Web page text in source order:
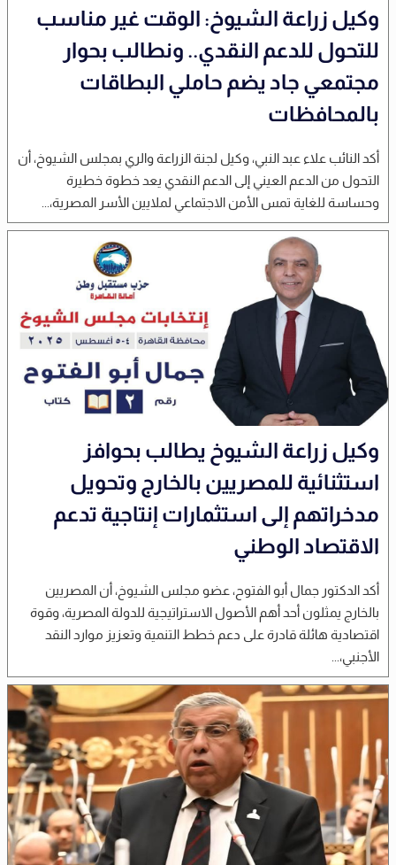
وكيل زراعة الشيوخ: الوقت غير مناسب
للتحول للدعم النقدي.. ونطالب بحوار
مجتمعي جاد يضم حاملي البطاقات
بالمحافظات
أكد النائب علاء عبد النبي، وكيل لجنة الزراعة والري بمجلس الشيوخ، أن
التحول من الدعم العيني إلى الدعم النقدي يعد خطوة خطيرة
وحساسة للغاية تمس الأمن الاجتماعي لملايين الأسر المصرية،...
وكيل زراعة الشيوخ يطالب بحوافز
استثنائية للمصريين بالخارج وتحويل
مدخراتهم إلى استثمارات إنتاجية تدعم
الاقتصاد الوطني
أكد الدكتور جمال أبو الفتوح، عضو مجلس الشيوخ، أن المصريين
بالخارج يمثلون أحد أهم الأصول الاستراتيجية للدولة المصرية، وقوة
اقتصادية هائلة قادرة على دعم خطط التنمية وتعزيز موارد النقد
الأجنبي،...